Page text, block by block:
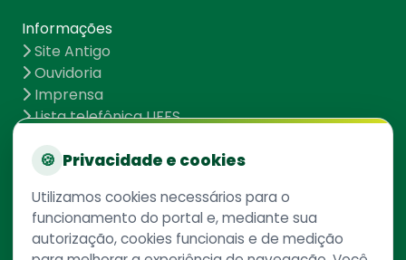
Informações
Site Antigo
Ouvidoria
Imprensa
Lista telefônica UFFS
UFFS contra o Aedes
Mapa do site
Redes Sociais
🍪 Privacidade e cookies
Utilizamos cookies necessários para o
funcionamento do portal e, mediante sua
autorização, cookies funcionais e de medição